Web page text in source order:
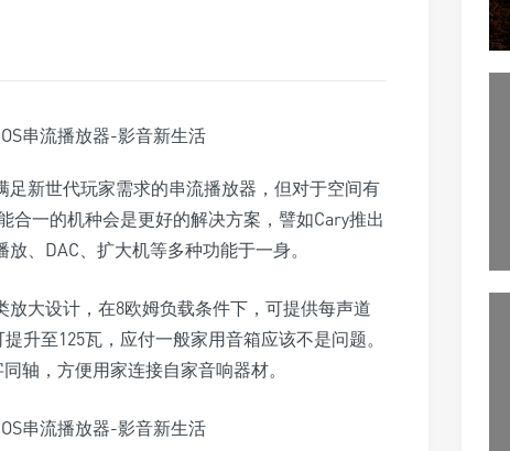
新世代玩家需求的串流播放器，但对于空间有
合一的机种会是更好的解决方案，譬如Cary推出
、DAC、扩大机等多种功能于一身。
大设计，在8欧姆负载条件下，可提供每声道
升至125瓦，应付一般家用音箱应该不是问题。
轴，方便用家连接自家音响器材。